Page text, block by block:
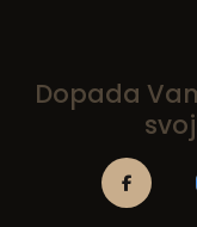
Dopada